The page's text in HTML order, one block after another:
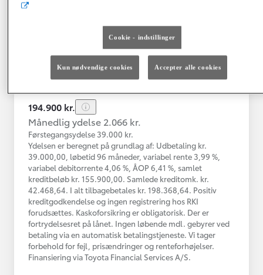
43.000 km
Hybrid Benzin
Geartype
Automatisk
gearkasse
Vis mere
194.900 kr.
Månedlig ydelse 2.066 kr.
Førstegangsydelse 39.000 kr.
Ydelsen er beregnet på grundlag af: Udbetaling kr.
39.000,00, løbetid 96 måneder, variabel rente 3,99 %,
variabel debitorrente 4,06 %, ÅOP 6,41 %, samlet
kreditbeløb kr. 155.900,00. Samlede kreditomk. kr.
42.468,64. I alt tilbagebetales kr. 198.368,64. Positiv
kreditgodkendelse og ingen registrering hos RKI
forudsættes. Kaskoforsikring er obligatorisk. Der er
fortrydelsesret på lånet. Ingen løbende mdl. gebyrer ved
betaling via en automatisk betalingstjeneste. Vi tager
forbehold for fejl, prisændringer og renteforhøjelser.
Finansiering via Toyota Financial Services A/S.
Cookie - indstillinger
Kun nødvendige cookies Accepter alle cookies